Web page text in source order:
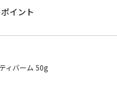
ポイント
ィバーム 50g